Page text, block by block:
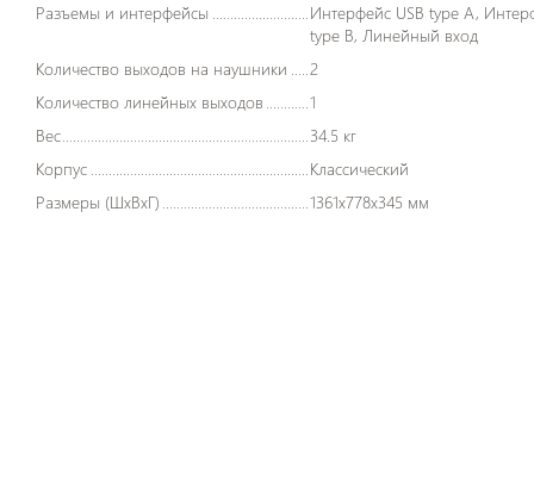
Разъемы и интерфейсы
Интерфейс USB type A, Интерфейс USB
type B, Линейный вход
Количество выходов на наушники
2
Количество линейных выходов
1
Вес
34.5 кг
Корпус
Классический
Размеры (ШxВxГ)
1361x778x345 мм